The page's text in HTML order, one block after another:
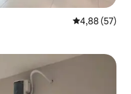
Средна
4,88 (57)